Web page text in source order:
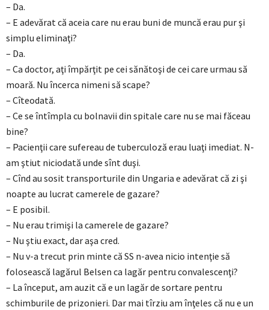
– Da.
– E adevărat că aceia care nu erau buni de muncă erau pur şi
simplu eliminaţi?
– Da.
– Ca doctor, aţi împărţit pe cei sănătoşi de cei care urmau să
moară. Nu încerca nimeni să scape?
– Cîteodată.
– Ce se întîmpla cu bolnavii din spitale care nu se mai făceau
bine?
– Pacienţii care sufereau de tuberculoză erau luaţi imediat. N-
am ştiut niciodată unde sînt duşi.
– Cînd au sosit transporturile din Ungaria e adevărat că zi şi
noapte au lucrat camerele de gazare?
– E posibil.
– Nu erau trimişi la camerele de gazare?
– Nu ştiu exact, dar aşa cred.
– Nu v-a trecut prin minte că SS n-avea nicio intenţie să
folosească lagărul Belsen ca lagăr pentru convalescenţi?
– La început, am auzit că e un lagăr de sortare pentru
schimburile de prizonieri. Dar mai tîrziu am înţeles că nu e un